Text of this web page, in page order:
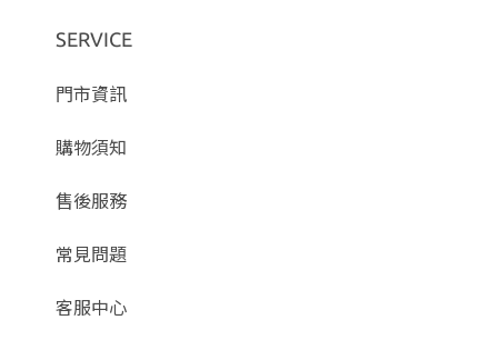
SERVICE
門市資訊
購物須知
售後服務
常見問題
客服中心